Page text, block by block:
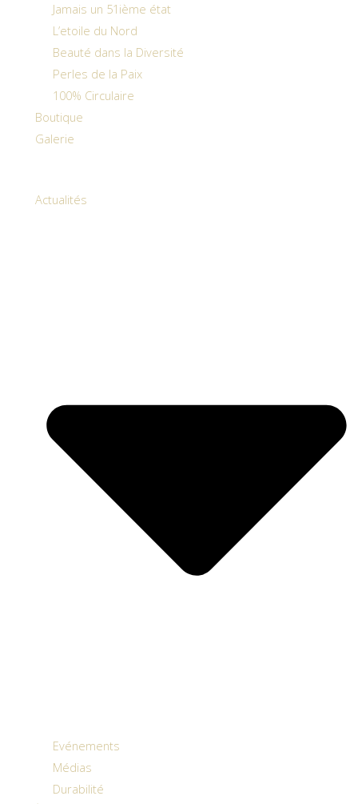
Jamais un 51ième état
L’etoile du Nord
Beauté dans la Diversité
Perles de la Paix
100% Circulaire
Boutique
Galerie
Actualités
Evénements
Médias
Durabilité